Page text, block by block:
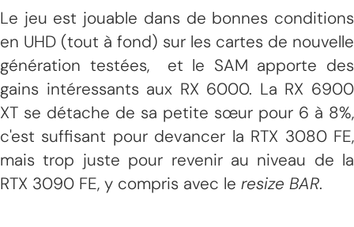
Le jeu est jouable dans de bonnes conditions
en UHD (tout à fond) sur les cartes de nouvelle
génération testées, et le SAM apporte des
gains intéressants aux RX 6000. La RX 6900
XT se détache de sa petite sœur pour 6 à 8%,
c'est suffisant pour devancer la RTX 3080 FE,
mais trop juste pour revenir au niveau de la
RTX 3090 FE, y compris avec le resize BAR.